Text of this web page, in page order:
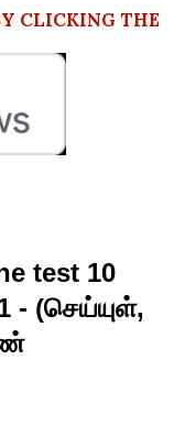
CLICKING THE
test 10
- (செய்யுள்,